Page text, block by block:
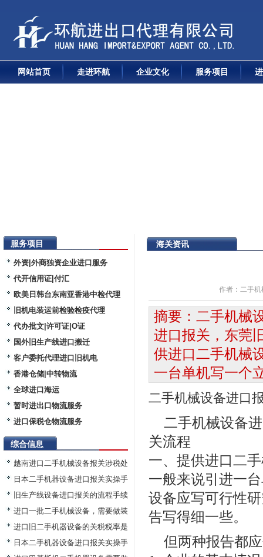
网站首页 走进环航 企业文化 服务项目
服务项目
外资|外商独资企业进口服务
代开信用证|付汇
欧美日韩台东南亚香港中检代理
旧机电装运前检验检疫代理
代办批文|许可证|O证
国外旧生产线进口搬迁
客户委托代理进口旧机电
香港仓储|中转物流
全球进口海运
暂时进出口物流服务
进口保税仓物流服务
综合信息
越南进口二手机械设备报关涉税处
日本二手机器设备进口报关实操手
旧生产线设备进口报关的流程手续
进口一批二手机械设备，需要做装
进口旧二手机器设备的关税税率是
日本二手机器设备进口报关实操手
海关资讯
作者： 二手
摘要：二手机械
进口报关，东莞
供进口二手机械
一台单机写一个
二手机械设备进口
二手机械设备
关流程
一、提供进口二
一般来说引进一
设备应写可行性
告写得细一些。
但两种报告都